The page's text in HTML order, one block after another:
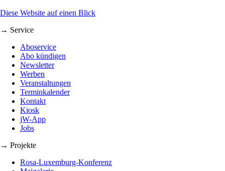
Diese Website auf einen Blick
→ Service
Aboservice
Abo kündigen
Newsletter
Werben
Veranstaltungen
Terminkalender
Kontakt
Kiosk
jW-App
Jobs
→ Projekte
Rosa-Luxemburg-Konferenz